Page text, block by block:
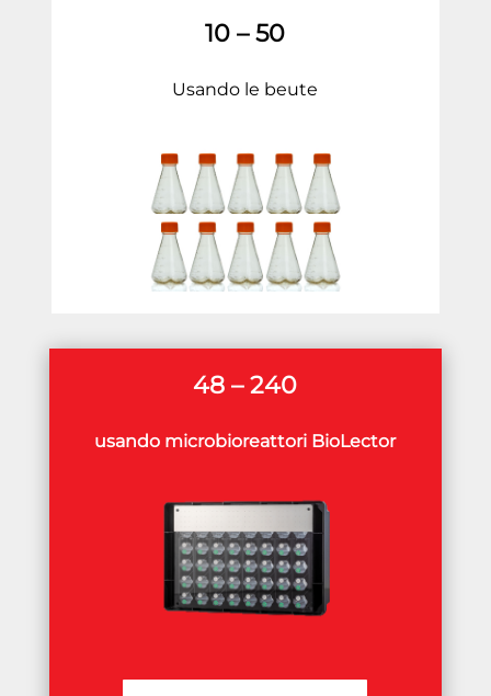
10 – 50
Usando le beute
48 – 240
usando microbioreattori BioLector